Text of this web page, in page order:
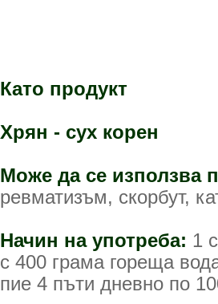
Като продукт
Хрян - сух корен
Може да се използва
ревматизъм, скорбут,
Начин на употреба: 1
с 400 грама гореща
пие 4 пъти дневно по